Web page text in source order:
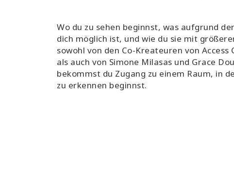
Wo du zu sehen beginnst, was aufgrund
dich möglich ist, und wie du sie mit
sowohl von den Co-Kreateuren von Access
als auch von Simone Milasas und Grace
bekommst du Zugang zu einem Raum, in
zu erkennen beginnst.